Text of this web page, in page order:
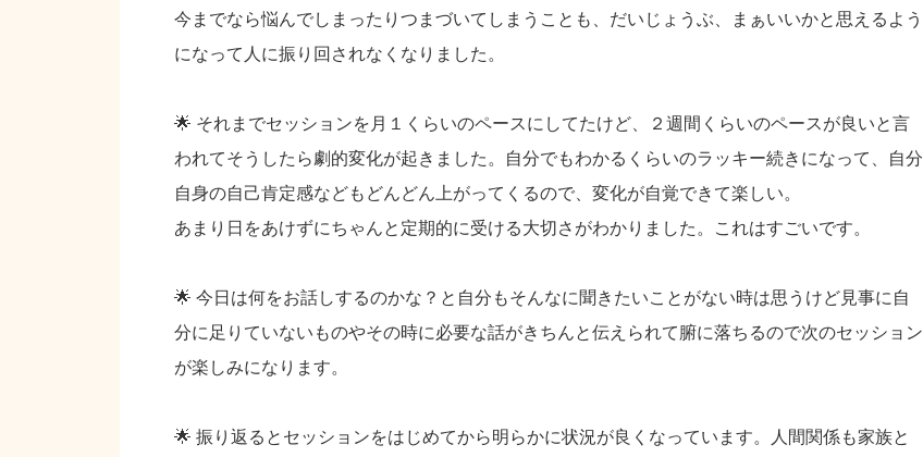
今までなら悩んでしまったりつまづいてしまうことも、だいじょうぶ、まぁいいかと思えるよう
になって人に振り回されなくなりました。
🌟 それまでセッションを月１くらいのペースにしてたけど、２週間くらいのペースが良いと言
われてそうしたら劇的変化が起きました。自分でもわかるくらいのラッキー続きになって、自分
自身の自己肯定感などもどんどん上がってくるので、変化が自覚できて楽しい。
あまり日をあけずにちゃんと定期的に受ける大切さがわかりました。これはすごいです。
🌟 今日は何をお話しするのかな？と自分もそんなに聞きたいことがない時は思うけど見事に自
分に足りていないものやその時に必要な話がきちんと伝えられて腑に落ちるので次のセッション
が楽しみになります。
🌟 振り返るとセッションをはじめてから明らかに状況が良くなっています。人間関係も家族と